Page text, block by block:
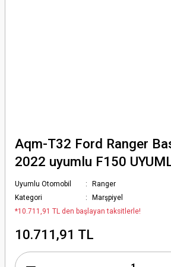
Aqm-T32 Ford Ranger
2022 uyumlu F150
Uyumlu Otomobil
Ranger
Kategori
Marşpiyel
*10.711,91 TL den başlayan taksitlerle!
10.711,91 TL